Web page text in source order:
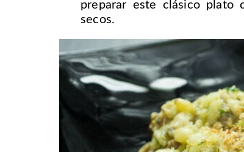
preparar este clásico plato
secos.